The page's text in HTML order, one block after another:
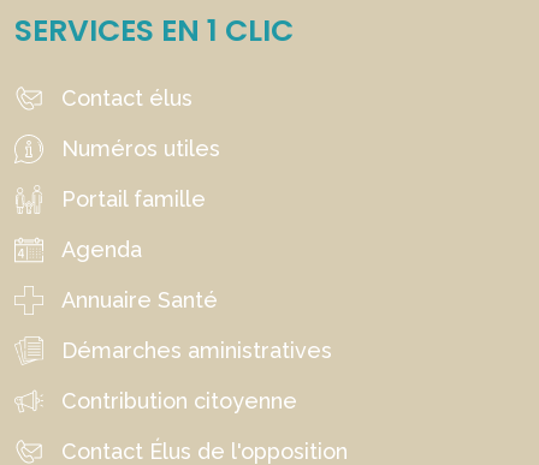
SERVICES EN 1 CLIC
Contact élus
Numéros utiles
Portail famille
Agenda
Annuaire Santé
Démarches aministratives
Contribution citoyenne
Contact Élus de l'opposition